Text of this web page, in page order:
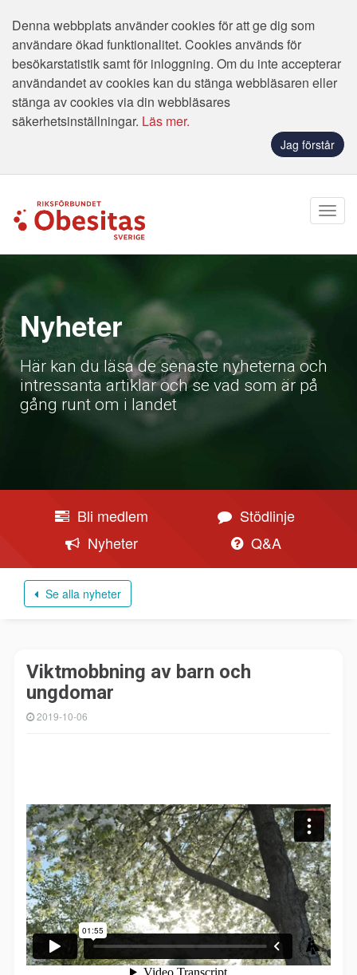
Denna webbplats använder cookies för att ge dig som
användare ökad funktionalitet. Cookies används för
besökarstatistik samt för inloggning. Om du inte accepterar
användandet av cookies kan du stänga webbläsaren eller
stänga av cookies via din webbläsares
säkerhetsinställningar. Läs mer.
Jag förstår
Nyheter
Här kan du läsa de senaste nyheterna och
intressanta artiklar och se vad som är på
gång runt om i landet
Bli medlem
Stödlinje
Nyheter
Q&A
Se alla nyheter
Viktmobbning av barn och
ungdomar
2019-10-06